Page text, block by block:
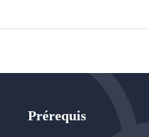
Prérequis